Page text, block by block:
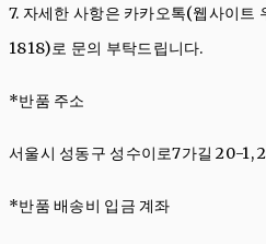
7. 자세한 사항은 카카오톡(웹사이트
1818)로 문의 부탁드립니다.
*반품 주소
서울시 성동구 성수이로7가길 20-
*반품 배송비 입금 계좌